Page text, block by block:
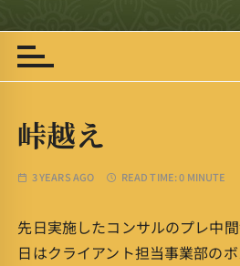
t
n
峠越え
3 YEARS AGO READ TIME:0 MINUTE
先日実施したコンサルのプレ中
日はクライアント担当事業部の